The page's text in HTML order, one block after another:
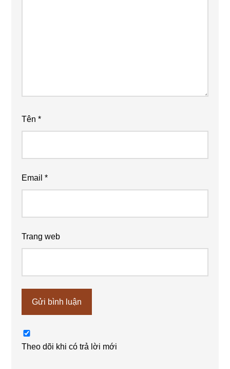
Tên*
Email*
Trang web
Theo dõi khi có trả lời mới